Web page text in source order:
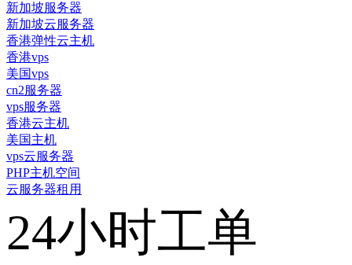
新加坡服务器
新加坡云服务器
香港弹性云主机
香港vps
美国vps
cn2服务器
vps服务器
香港云主机
美国主机
vps云服务器
PHP主机空间
云服务器租用
24小时工单